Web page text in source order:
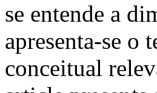
se entende a
apresenta-se o
conceitual